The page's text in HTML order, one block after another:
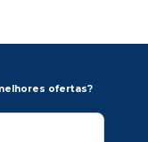
ofertas?